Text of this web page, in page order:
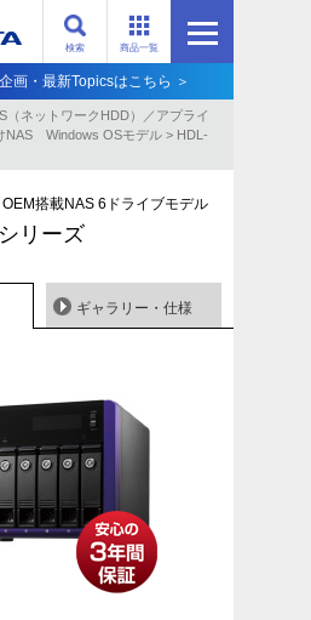
商品一覧
検索
画・最新Topicsはこちら ＞
（ネットワークHDD）／アプライ
NAS Windows OSモデル > HDL-
搭載NAS 6ドライブモデル
リーズ
ギャラリー・仕様